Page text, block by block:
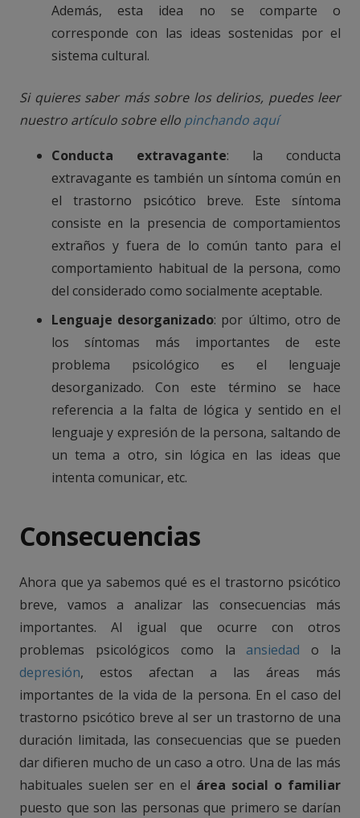
Además, esta idea no se comparte o
corresponde con las ideas sostenidas por el
sistema cultural.
Si quieres saber más sobre los delirios, puedes leer
nuestro artículo sobre ello pinchando aquí
Conducta extravagante: la conducta
extravagante es también un síntoma común en
el trastorno psicótico breve. Este síntoma
consiste en la presencia de comportamientos
extraños y fuera de lo común tanto para el
comportamiento habitual de la persona, como
del considerado como socialmente aceptable.
Lenguaje desorganizado: por último, otro de
los síntomas más importantes de este
problema psicológico es el lenguaje
desorganizado. Con este término se hace
referencia a la falta de lógica y sentido en el
lenguaje y expresión de la persona, saltando de
un tema a otro, sin lógica en las ideas que
intenta comunicar, etc.
Consecuencias
Ahora que ya sabemos qué es el trastorno psicótico
breve, vamos a analizar las consecuencias más
importantes. Al igual que ocurre con otros
problemas psicológicos como la ansiedad o la
depresión, estos afectan a las áreas más
importantes de la vida de la persona. En el caso del
trastorno psicótico breve al ser un trastorno de una
duración limitada, las consecuencias que se pueden
dar difieren mucho de un caso a otro. Una de las más
habituales suelen ser en el área social o familiar
puesto que son las personas que primero se darían